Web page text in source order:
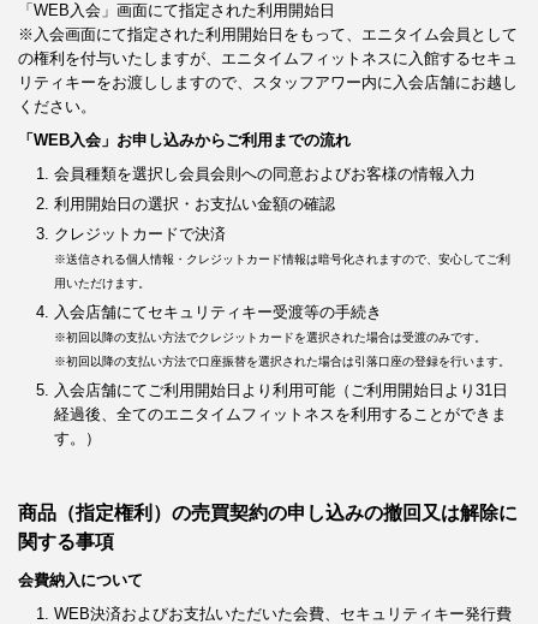
「WEB入会」画面にて指定された利用開始日
※入会画面にて指定された利用開始日をもって、エニタイム会員として
の権利を付与いたしますが、エニタイムフィットネスに入館するセキュ
リティキーをお渡ししますので、スタッフアワー内に入会店舗にお越し
ください。
「WEB入会」お申し込みからご利用までの流れ
会員種類を選択し会員会則への同意およびお客様の情報入力
利用開始日の選択・お支払い金額の確認
クレジットカードで決済
※送信される個人情報・クレジットカード情報は暗号化されますので、安心してご利
用いただけます。
入会店舗にてセキュリティキー受渡等の手続き
※初回以降の支払い方法でクレジットカードを選択された場合は受渡のみです。
※初回以降の支払い方法で口座振替を選択された場合は引落口座の登録を行います。
入会店舗にてご利用開始日より利用可能（ご利用開始日より31日
経過後、全てのエニタイムフィットネスを利用することができま
す。）
商品（指定権利）の売買契約の申し込みの撤回又は解除に
関する事項
会費納入について
WEB決済およびお支払いただいた会費、セキュリティキー発行費